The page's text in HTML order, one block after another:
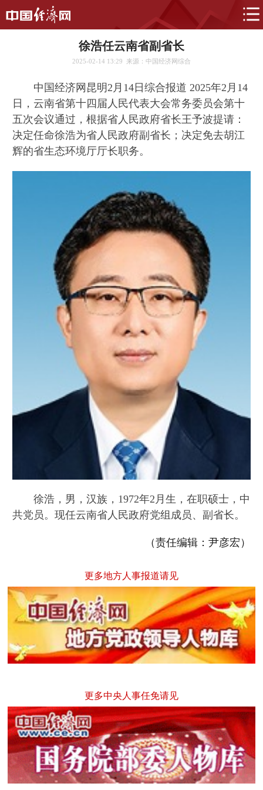
徐浩任云南省副省长
2025-02-14 13:29 来源：中国经济网综合
中国经济网昆明2月14日综合报道 2025年2月14
日，云南省第十四届人民代表大会常务委员会第十
五次会议通过，根据省人民政府省长王予波提请：
决定任命徐浩为省人民政府副省长；决定免去胡江
辉的省生态环境厅厅长职务。
徐浩，男，汉族，1972年2月生，在职硕士，中
共党员。现任云南省人民政府党组成员、副省长。
（责任编辑：尹彦宏）
更多地方人事报道请见
更多中央人事任免请见